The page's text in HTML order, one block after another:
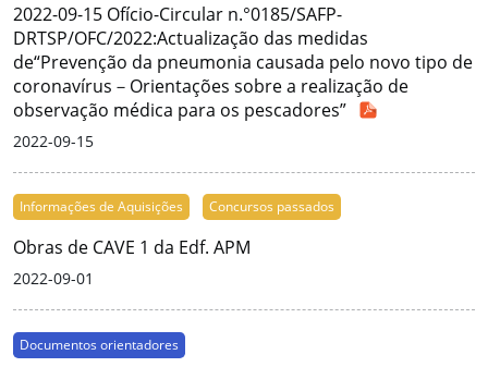
2022-09-15 Ofício-Circular n.°0185/SAFP-
DRTSP/OFC/2022:Actualização das medidas
de“Prevenção da pneumonia causada pelo novo tipo de
coronavírus－Orientações sobre a realização de
observação médica para os pescadores”
2022-09-15
Informações de Aquisições Concursos passados
Obras de CAVE 1 da Edf. APM
2022-09-01
Documentos orientadores